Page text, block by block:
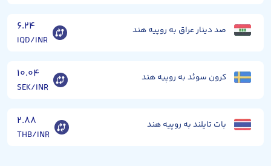
صد دینار عراق به روپیه هند ۶.۲۴
IQD/INR
کرون سوئد به روپیه هند ۱۰.۰۴
SEK/INR
بات تایلند به روپیه هند ۲.۸۸
THB/INR